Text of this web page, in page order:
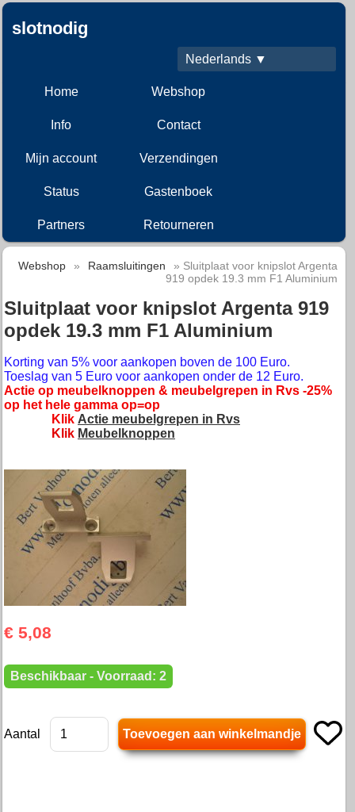
slotnodig
Nederlands ▼
Home Webshop
Info Contact
Mijn account Verzendingen
Status Gastenboek
Partners Retourneren
Webshop » Raamsluitingen
» Sluitplaat voor knipslot Argenta
919 opdek 19.3 mm F1 Aluminium
Sluitplaat voor knipslot Argenta 919
opdek 19.3 mm F1 Aluminium
Korting van 5% voor aankopen boven de 100 Euro.
Toeslag van 5 Euro voor aankopen onder de 12 Euro.
Actie op meubelknoppen & meubelgrepen in Rvs -25%
op het hele gamma op=op
Klik Actie meubelgrepen in Rvs
Klik Meubelknoppen
€ 5,08
Beschikbaar - Voorraad: 2
Aantal